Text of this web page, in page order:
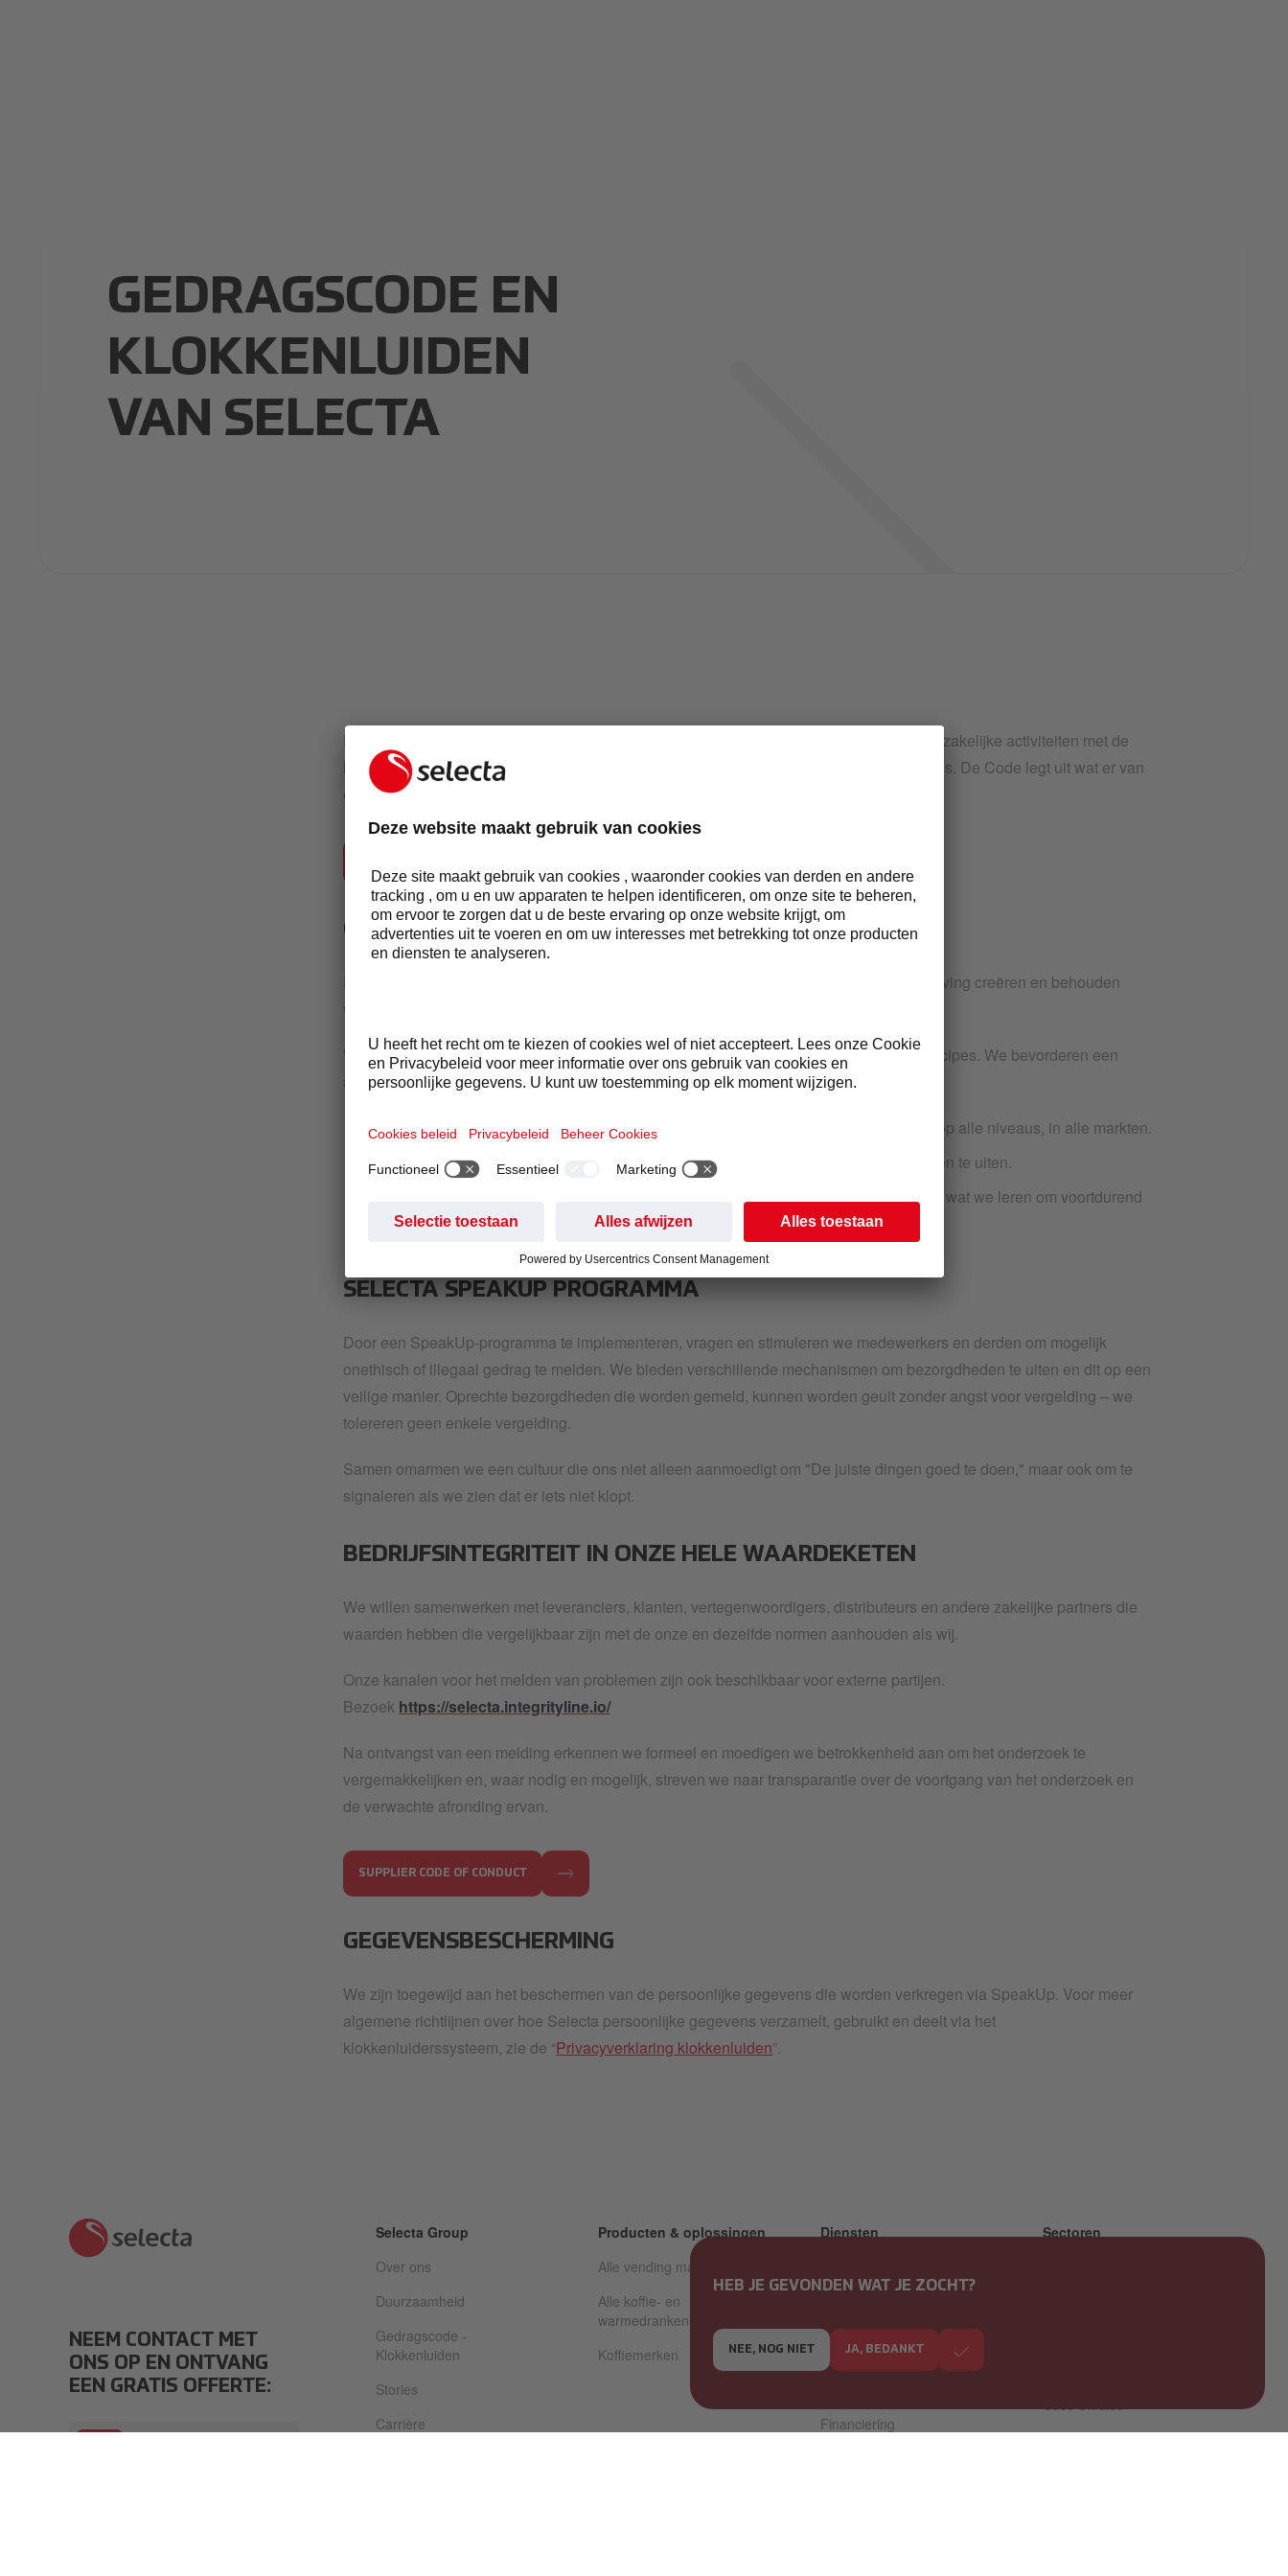
GEDRAGSCODE EN
KLOKKENLUIDEN
VAN SELECTA
De gedragscode van Selecta ("Code") bevat algemene richtlijnen voor het uitvoeren van zakelijke activiteiten met de
hoogste normen voor ethiek en integriteit, welke essentiële elementen zijn van ons succes. De Code legt uit wat er van
ons allemaal wordt verwacht - individueel en als team - in elke markt en op elk niveau.
ONZE GEDRAGSNORMEN VASTLEGGEN
Door onze Gedragscode na te leven willen we een open, vertrouwelijke en eerlijke omgeving creëren en behouden
waarin we ons beste werk kunnen bereiken.
We doen zaken op een integere en eerlijke manier, met respect voor de wet en onze principes. We bevorderen een
aanpak voor naleving die is gebaseerd op drie pijlers:
Preventie – we streven ernaar een cultuur van openheid en integriteit te verankeren op alle niveaus, in alle markten.
Opsporing – we moedigen medewerkers aan zich uit te spreken en hun bezorgdheden te uiten.
Response – we hebben structuren en processen om te onderzoeken en te gebruiken wat we leren om voortdurend
te kunnen verbeteren.
SELECTA SPEAKUP PROGRAMMA
Door een SpeakUp-programma te implementeren, vragen en stimuleren we medewerkers en derden om mogelijk
onethisch of illegaal gedrag te melden. We bieden verschillende mechanismen om bezorgdheden te uiten en dit op een
veilige manier. Oprechte bezorgdheden die worden gemeld, kunnen worden geuit zonder angst voor vergelding – we
tolereren geen enkele vergelding.
Samen omarmen we een cultuur die ons niet alleen aanmoedigt om "De juiste dingen goed te doen," maar ook om te
signaleren als we zien dat er iets niet klopt.
BEDRIJFSINTEGRITEIT IN ONZE HELE WAARDEKETEN
We willen samenwerken met leveranciers, klanten, vertegenwoordigers, distributeurs en andere zakelijke partners die
waarden hebben die vergelijkbaar zijn met de onze en dezelfde normen aanhouden als wij.
Onze kanalen voor het melden van problemen zijn ook beschikbaar voor externe partijen.
Bezoek https://selecta.integrityline.io/
Na ontvangst van een melding erkennen we formeel en moedigen we betrokkenheid aan om het onderzoek te
vergemakkelijken en, waar nodig en mogelijk, streven we naar transparantie over de voortgang van het onderzoek en
de verwachte afronding ervan.
SUPPLIER CODE OF CONDUCT
GEGEVENSBESCHERMING
We zijn toegewijd aan het beschermen van de persoonlijke gegevens die worden verkregen via SpeakUp. Voor meer
algemene richtlijnen over hoe Selecta persoonlijke gegevens verzamelt, gebruikt en deelt via het
klokkenluiderssysteem, zie de “Privacyverklaring klokkenluiden”.
NEEM CONTACT MET
ONS OP EN ONTVANG
EEN GRATIS OFFERTE:
Selecta Group
Over ons
Duurzaamheid
Gedragscode -
Klokkenluiden
Stories
Carrière
Producten & oplossingen
Alle vending machines
Alle koffie- en
warmedrankenautomaten
Koffiemerken
Diensten
Gereviseerde machines
Betaaloplossing voor
Financiering
Sectoren
Case Studies
HEB JE GEVONDEN WAT JE ZOCHT?
NEE, NOG NIET JA, BEDANKT